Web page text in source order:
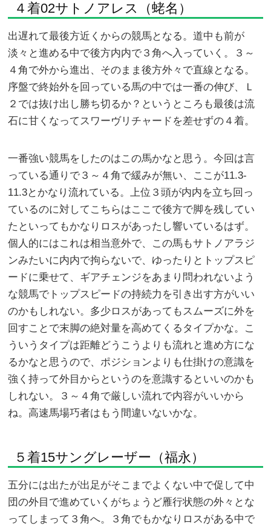
４着02サトノアレス（蛯名）
出遅れて最後方近くからの競馬となる。道中も前が
淡々と進める中で後方内内で３角へ入っていく。３～
４角で外から進出、そのまま後方外々で直線となる。
序盤で終始外を回っている馬の中では一番の伸び、Ｌ
２では抜け出し勝ち切るか？というところも最後は流
石に甘くなってスワーヴリチャードを差せずの４着。
一番強い競馬をしたのはこの馬かなと思う。今回は言
っている通りで３～４角で緩みが無い、ここが11.3-
11.3とかなり流れている。上位３頭が内内を立ち回っ
ているのに対してこちらはここで後方で脚を残してい
たといってもかなりロスがあったし響いているはず。
個人的にはこれは相当意外で、この馬もサトノアラジ
ンみたいに内内で拘らないで、ゆったりとトップスピ
ードに乗せて、ギアチェンジをあまり問われないよう
な競馬でトップスピードの持続力を引き出す方がいい
のかもしれない。多少ロスがあってもスムーズに外を
回すことで末脚の絶対量を高めてくるタイプかな。こ
ういうタイプは距離どうこうよりも流れと進め方にな
るかなと思うので、ポジションよりも仕掛けの意識を
強く持って外目からというのを意識するといいのかも
しれない。３～４角で厳しい流れで内容がいいから
ね。高速馬場巧者はもう間違いないかな。
５着15サングレーザー（福永）
五分には出たが出足がそこまでよくない中で促して中
団の外目で進めていくがちょうど雁行状態の外々とな
ってしまって３角へ。３角でもかなりロスがある中で